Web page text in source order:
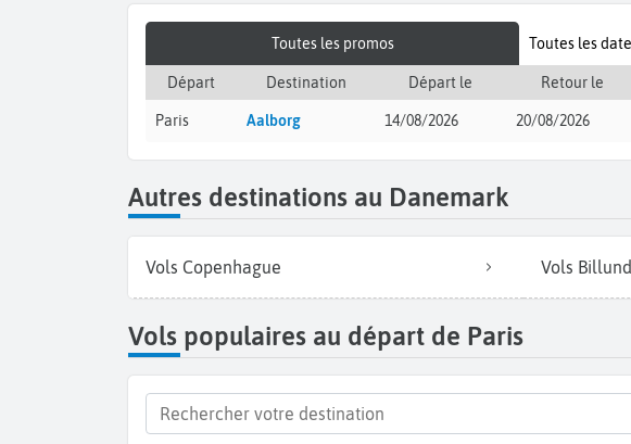
Toutes les promos
Départ Destination Départ le Retour le
Paris Aalborg 14/08/2026 20/08/2026
Autres destinations au Danemark
Vols Copenhague Vols Billund
Vols populaires au départ de Paris